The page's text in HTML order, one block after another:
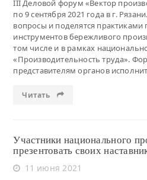
III Деловой форум «Вектор
по 9 сентября 2021 года в г.
вопросы и поделятся
инструментов бережливого
том числе и в рамках
«Производительность труда».
представителям органов
Читать
Участники национального
презентовать своих
11 июня 2021